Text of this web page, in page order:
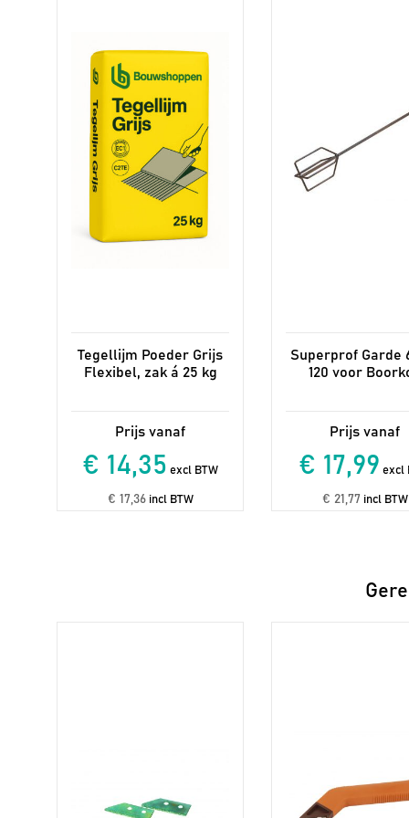
Tegellijm Poeder Grijs
Flexibel, zak á 25 kg
€ 14,35 excl BTW
€ 17,36incl BTW
Superprof Garde
120 voor
€ 17,99 excl
€ 21,77 incl BTW